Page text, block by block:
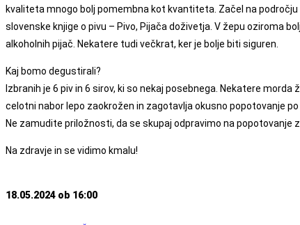
kvaliteta mnogo bolj pomembna kot kvantiteta. Začel na
slovenske knjige o pivu – Pivo, Pijača doživetja. V žepu oziroma
alkoholnih pijač. Nekatere tudi večkrat, ker je bolje biti siguren.
Kaj bomo degustirali?
Izbranih je 6 piv in 6 sirov, ki so nekaj posebnega. Nekatere
celotni nabor lepo zaokrožen in zagotavlja okusno popotovanje po
Ne zamudite priložnosti, da se skupaj odpravimo na
Na zdravje in se vidimo kmalu!
18.05.2024 ob 16:00